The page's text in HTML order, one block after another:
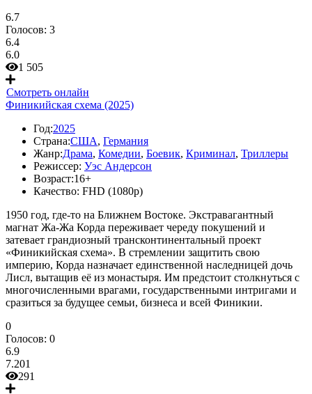
6.7
Голосов: 3
6.4
6.0
1 505
Смотреть онлайн
Финикийская схема (2025)
Год:2025
Страна:США, Германия
Жанр:Драма, Комедии, Боевик, Криминал, Триллеры
Режиссер: Уэс Андерсон
Возраст:16+
Качество: FHD (1080p)
1950 год, где-то на Ближнем Востоке. Экстравагантный
магнат Жа-Жа Корда переживает череду покушений и
затевает грандиозный трансконтинентальный проект
«Финикийская схема». В стремлении защитить свою
империю, Корда назначает единственной наследницей дочь
Лисл, вытащив её из монастыря. Им предстоит столкнуться с
многочисленными врагами, государственными интригами и
сразиться за будущее семьи, бизнеса и всей Финикии.
0
Голосов: 0
6.9
7.201
291